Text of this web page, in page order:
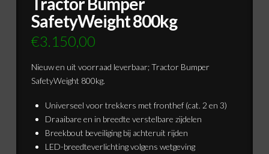
SafetyWeight 800kg
€3.150,00
Nieuw en uit voorraad leverbaar; Tractor Bumper
SafetyWeight 800kg.
Universeel voor trekkers met fronthef (cat. 2 en 3)
Draaibare en in breedte verstelbare zijdelen
Breekbout beveiliging bij achteruit rijden
LED-breedteverlichting volgens wetgeving